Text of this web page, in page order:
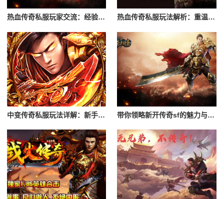
热血传奇私服玩家交流：经验分享与心得 热血传奇私服玩法解析：重温经典游戏体验
中变传奇私服玩法详解：新手入门攻略 带你领略新开传奇sf的魅力与特色